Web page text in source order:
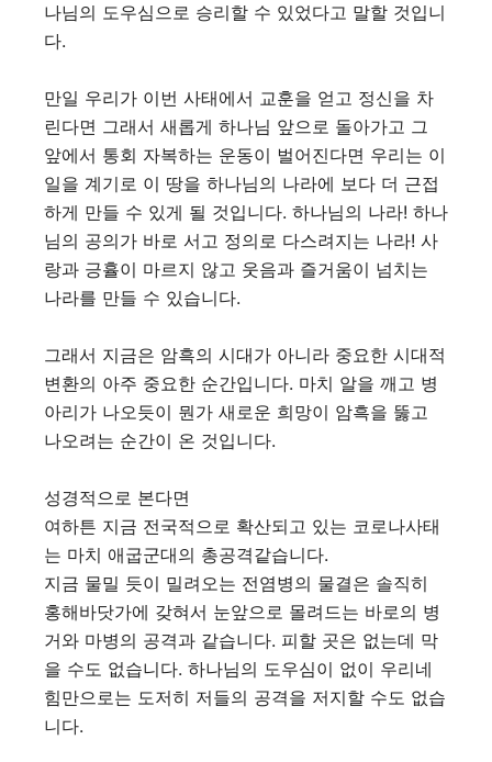
나님의 도우심으로 승리할 수 있었다고 말할 것입니
다.
만일 우리가 이번 사태에서 교훈을 얻고 정신을 차
린다면 그래서 새롭게 하나님 앞으로 돌아가고 그
앞에서 통회 자복하는 운동이 벌어진다면 우리는 이
일을 계기로 이 땅을 하나님의 나라에 보다 더 근접
하게 만들 수 있게 될 것입니다. 하나님의 나라! 하나
님의 공의가 바로 서고 정의로 다스려지는 나라! 사
랑과 긍휼이 마르지 않고 웃음과 즐거움이 넘치는
나라를 만들 수 있습니다.
그래서 지금은 암흑의 시대가 아니라 중요한 시대적
변환의 아주 중요한 순간입니다. 마치 알을 깨고 병
아리가 나오듯이 뭔가 새로운 희망이 암흑을 뚫고
나오려는 순간이 온 것입니다.
성경적으로 본다면
여하튼 지금 전국적으로 확산되고 있는 코로나사태
는 마치 애굽군대의 총공격같습니다.
지금 물밀 듯이 밀려오는 전염병의 물결은 솔직히
홍해바닷가에 갖혀서 눈앞으로 몰려드는 바로의 병
거와 마병의 공격과 같습니다. 피할 곳은 없는데 막
을 수도 없습니다. 하나님의 도우심이 없이 우리네
힘만으로는 도저히 저들의 공격을 저지할 수도 없습
니다.